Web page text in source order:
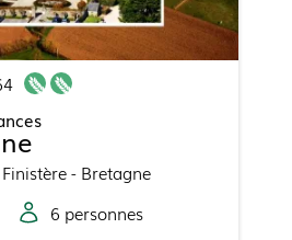
- Bretagne
6 personnes